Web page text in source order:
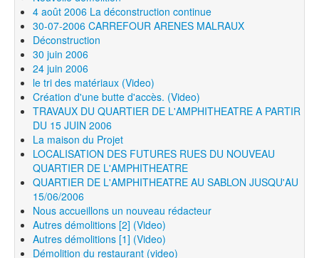
4 août 2006 La déconstruction continue
30-07-2006 CARREFOUR ARENES MALRAUX
Déconstruction
30 juin 2006
24 juin 2006
le tri des matériaux (Video)
Création d'une butte d'accès. (Video)
TRAVAUX DU QUARTIER DE L'AMPHITHEATRE A PARTIR
DU 15 JUIN 2006
La maison du Projet
LOCALISATION DES FUTURES RUES DU NOUVEAU
QUARTIER DE L'AMPHITHEATRE
QUARTIER DE L'AMPHITHEATRE AU SABLON JUSQU'AU
15/06/2006
Nous accueillons un nouveau rédacteur
Autres démolitions [2] (Video)
Autres démolitions [1] (Video)
Démolition du restaurant (video)